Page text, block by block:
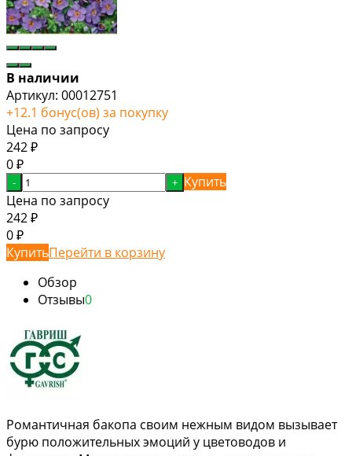
В наличии
Артикул: 00012751
+12.1 бонус(ов) за покупку
Цена по запросу
242 ₽
0 ₽
- + Купить
Цена по запросу
242 ₽
0 ₽
КупитьПерейти в корзину
Обзор
Отзывы0
Романтичная бакопа своим нежным видом вызывает
бурю положительных эмоций у цветоводов и